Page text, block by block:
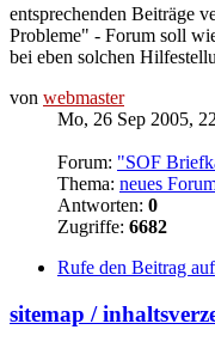
entsprechenden Beiträge
Probleme" - Forum soll
bei eben solchen
von webmaster
Mo, 26 Sep 2005,
Forum: "SOF
Thema: neues
Antworten: 0
Zugriffe: 6682
Rufe den Beitrag auf
sitemap /